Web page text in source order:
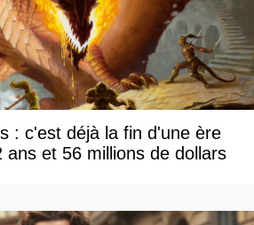
: c'est déjà la fin d'une ère
ans et 56 millions de dollars